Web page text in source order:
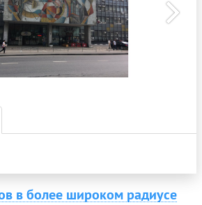
в более широком радиусе